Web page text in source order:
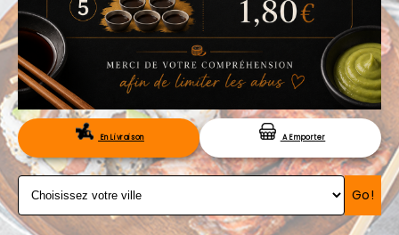
VOS AVIS
MENTIONS LÉGALES
C.G.V
RÉSERVATIONEn Livraison A Emporter
Go!